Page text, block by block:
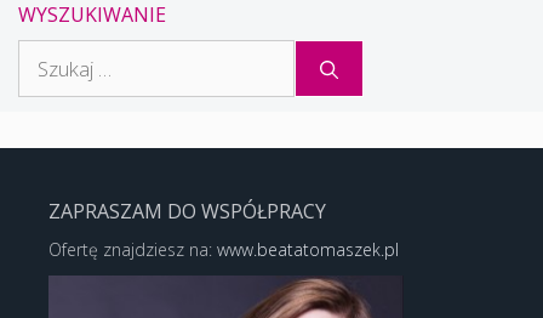
WYSZUKIWANIE
ZAPRASZAM DO WSPÓŁPRACY
Ofertę znajdziesz na: www.beatatomaszek.pl